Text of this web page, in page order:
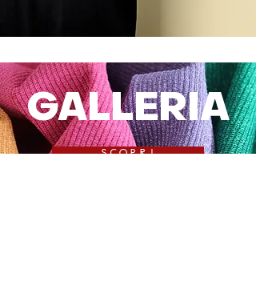
GALLERIA
SCOPRI